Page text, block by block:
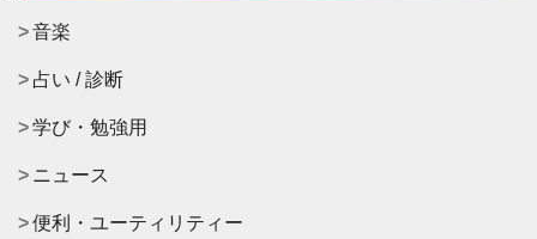
音楽
占い / 診断
学び・勉強用
ニュース
便利・ユーティリティー